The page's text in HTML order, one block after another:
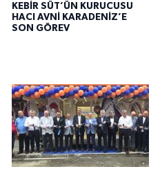
KEBİR SÜT’ÜN KURUCUSU
HACI AVNİ KARADENİZ’E
SON GÖREV